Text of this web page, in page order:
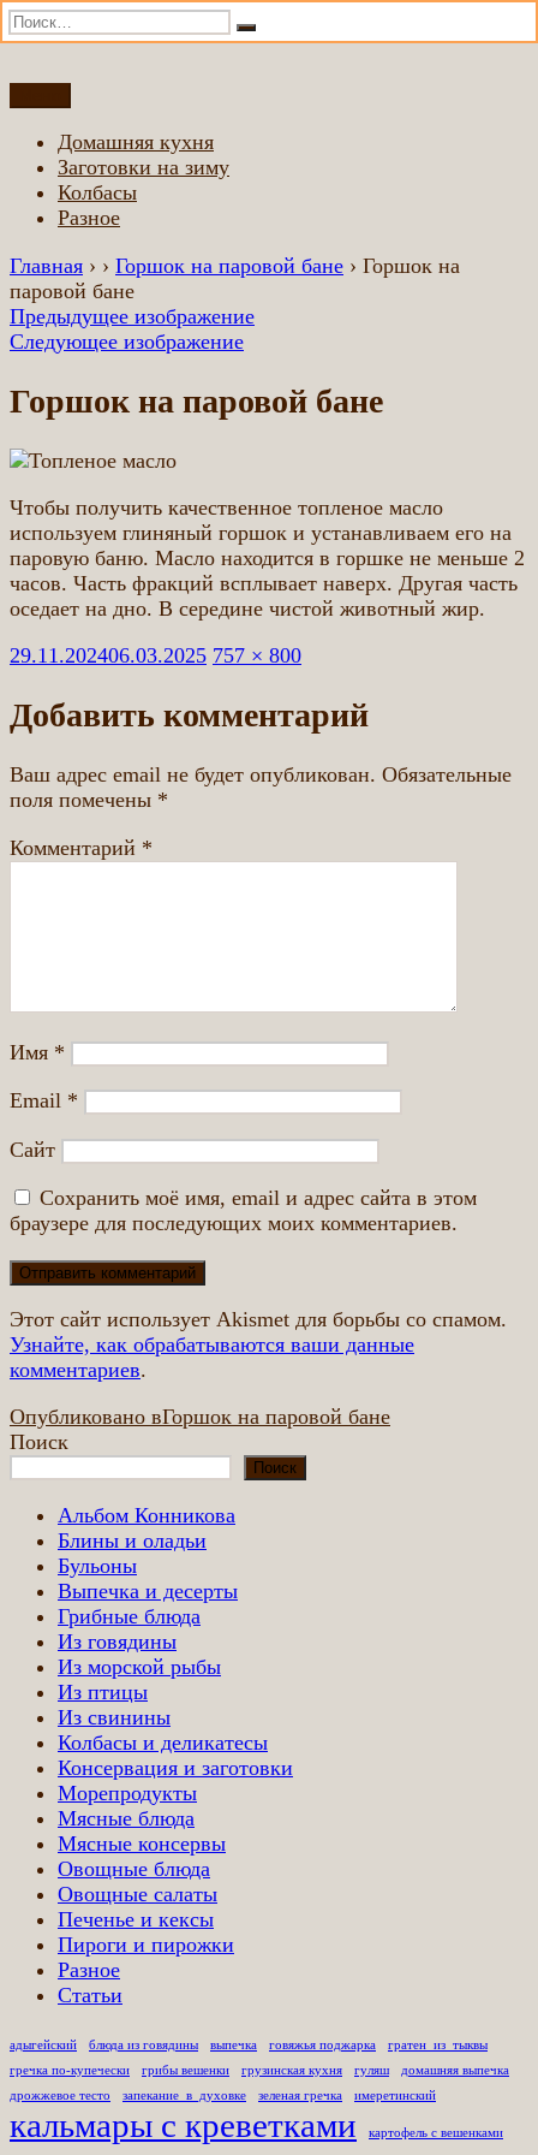
Искать:
Поиск
содержимому
Домашняя еда всем
Еда приготовленная по домашним рецептам
Домашняя кухня
Заготовки на зиму
Колбасы
Разное
Главная › › Горшок на паровой бане › Горшок на
паровой бане
Предыдущее изображение
Следующее изображение
Горшок на паровой бане
Чтобы получить качественное топленое масло
используем глиняный горшок и устанавливаем его на
паровую баню. Масло находится в горшке не меньше 2
часов. Часть фракций всплывает наверх. Другая часть
оседает на дно. В середине чистой животный жир.
Опубликовано
29.11.202406.03.2025 Полный
757 × 800
Добавить комментарий
Ваш адрес email не будет опубликован. Обязательные
поля помечены *
Комментарий *
Имя *
Email *
Сайт
Сохранить моё имя, email и адрес сайта в этом
браузере для последующих моих комментариев.
Этот сайт использует Akismet для борьбы со спамом.
Узнайте, как обрабатываются ваши данные
комментариев.
Навигация
по
записям
Опубликовано вГоршок на паровой бане
Поиск
Поиск
Альбом Конникова
Блины и оладьи
Бульоны
Выпечка и десерты
Грибные блюда
Из говядины
Из морской рыбы
Из птицы
Из свинины
Колбасы и деликатесы
Консервация и заготовки
Морепродукты
Мясные блюда
Мясные консервы
Овощные блюда
Овощные салаты
Печенье и кексы
Пироги и пирожки
Разное
Статьи
адыгейский блюда из говядины выпечка говяжья поджарка
гратен_из_тыквы
гречка по-купечески
грибы вешенки грузинская кухня гуляш
домашняя выпечка
дрожжевое тесто
запекание_в_духовке зеленая гречка имеретинский
кальмары с креветками картофель с вешенками